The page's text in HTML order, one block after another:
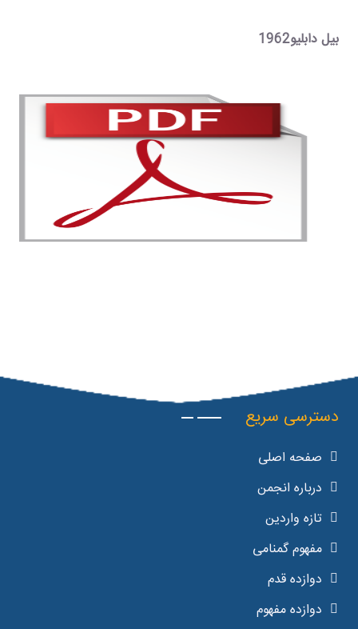
بیل دابلیو1962
دسترسی سریع
صفحه اصلی
درباره انجمن
تازه واردین
مفهوم گمنامی
دوازده قدم
دوازده مفهوم